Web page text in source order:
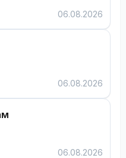
06.08.2026
06.08.2026
06.08.2026